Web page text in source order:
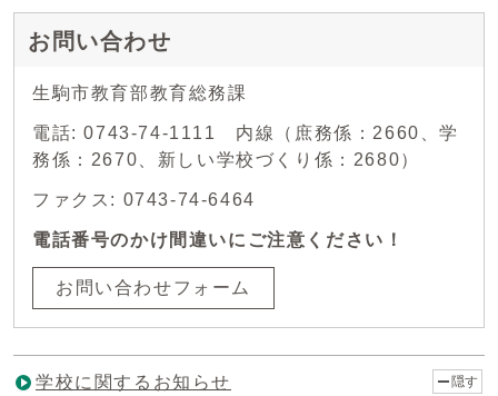
お問い合わせ
生駒市教育部教育総務課
電話: 0743-74-1111 内線（庶務係：2660、学
務係：2670、新しい学校づくり係：2680）
ファクス: 0743-74-6464
電話番号のかけ間違いにご注意ください！
お問い合わせフォーム
学校に関するお知らせ 隠す